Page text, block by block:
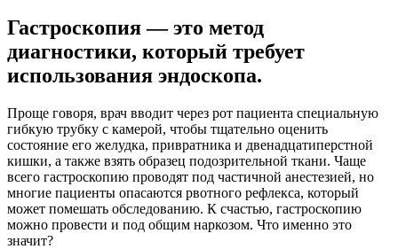
Гастроскопия — это метод
диагностики, который требует
использования эндоскопа.
Проще говоря, врач вводит через рот пациента специальную
гибкую трубку с камерой, чтобы тщательно оценить
состояние его желудка, привратника и двенадцатиперстной
кишки, а также взять образец подозрительной ткани. Чаще
всего гастроскопию проводят под частичной анестезией, но
многие пациенты опасаются рвотного рефлекса, который
может помешать обследованию. К счастью, гастроскопию
можно провести и под общим наркозом. Что именно это
значит?